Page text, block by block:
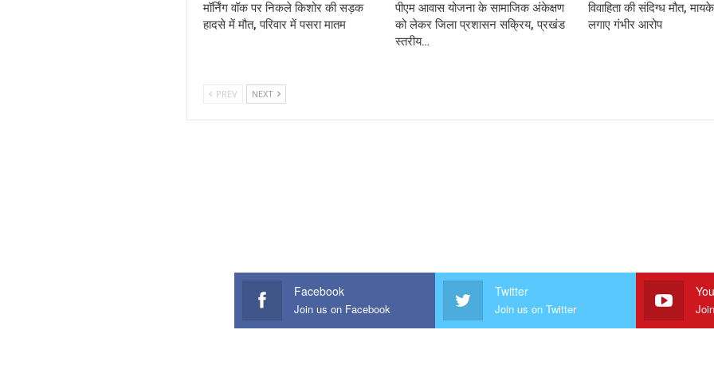
मॉर्निंग वॉक पर निकले किशोर की सड़क
हादसे में मौत, परिवार में पसरा मातम
पीएम आवास योजना के सामाजिक अंकेक्षण
को लेकर जिला प्रशासन सक्रिय, प्रखंड
स्तरीय…
विवाहिता की संदिग्ध मौत,
लगाए गंभीर आरोप
PREV NEXT
Facebook
Join us on Facebook
Twitter
Join us on Twitter